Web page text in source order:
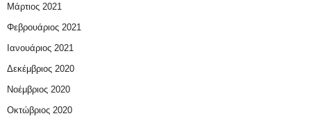
Μάρτιος 2021
Φεβρουάριος 2021
Ιανουάριος 2021
Δεκέμβριος 2020
Νοέμβριος 2020
Οκτώβριος 2020